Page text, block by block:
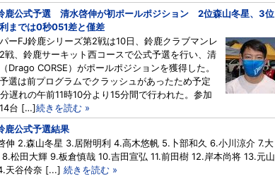
鹿公式予選 清水啓伸が初ポールポジション 2位森山冬星、3位
までは0秒051差と僅差
ーFJ鈴鹿シリーズ第2戦は10日、鈴鹿クラブマンレ
戦、鈴鹿サーキット西コースで公式予選を行い、清
Drago CORSE）がポールポジションを獲得した。
選は前プログラムでクラッシュがあったため予定
遅れの午前11時10分より15分間で行われた。参加
台 […]続きを読む »
鹿公式予選結果
伸 2.森山冬星 3.居附明利 4.高木悠帆 5.卜部和久 6.小川涼介 7.大
8.松田大輝 9.板倉慎哉 10.吉田宣弘 11.前田樹 12.岸本尚将 13.元山
天谷伶奈 [...] 続きを読む »